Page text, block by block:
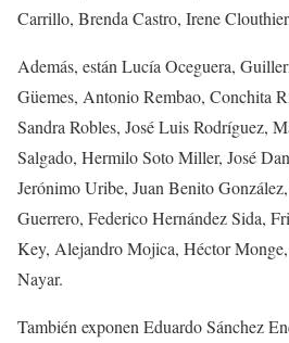
Carrillo, Brenda Castro, Irene Clouthier
Además, están Lucía Oceguera,
Güemes, AntonioRembao, Conchita
Sandra Robles, José Luis Rodríguez,
Salgado, HermiloSoto Miller, José
Jerónimo Uribe, Juan Benito
Guerrero, Federico Hernández Sida,
Key, Alejandro Mojica, Héctor Monge,
Nayar.
También exponen Eduardo Sánchez